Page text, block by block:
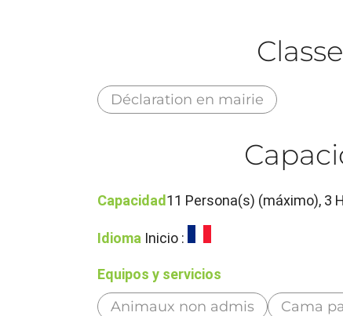
Déclaration en mairie
Capacidad11 Persona(s) (máximo), 3
Idioma Inicio :
Equipos y servicios
Animaux non admis Cama